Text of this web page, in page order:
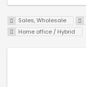
Sales, Wholesale
Home office / Hybrid